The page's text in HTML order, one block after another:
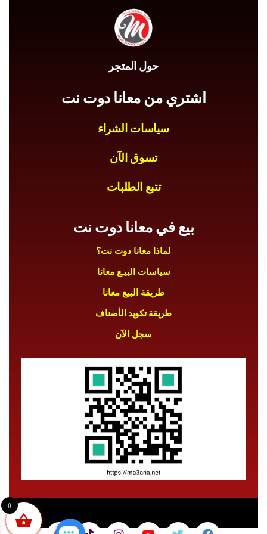
حول المتجر
اشتري من معانا دوت نت
سياسات الشراء
تسوق الآن
تتبع الطلبات
بيع في معانا دوت نت
لماذا معانا دوت نت؟
سياسات البيـع معانا
طريقة البيع معانا
طريقة تكويد الأصناف
سجل الآن
0